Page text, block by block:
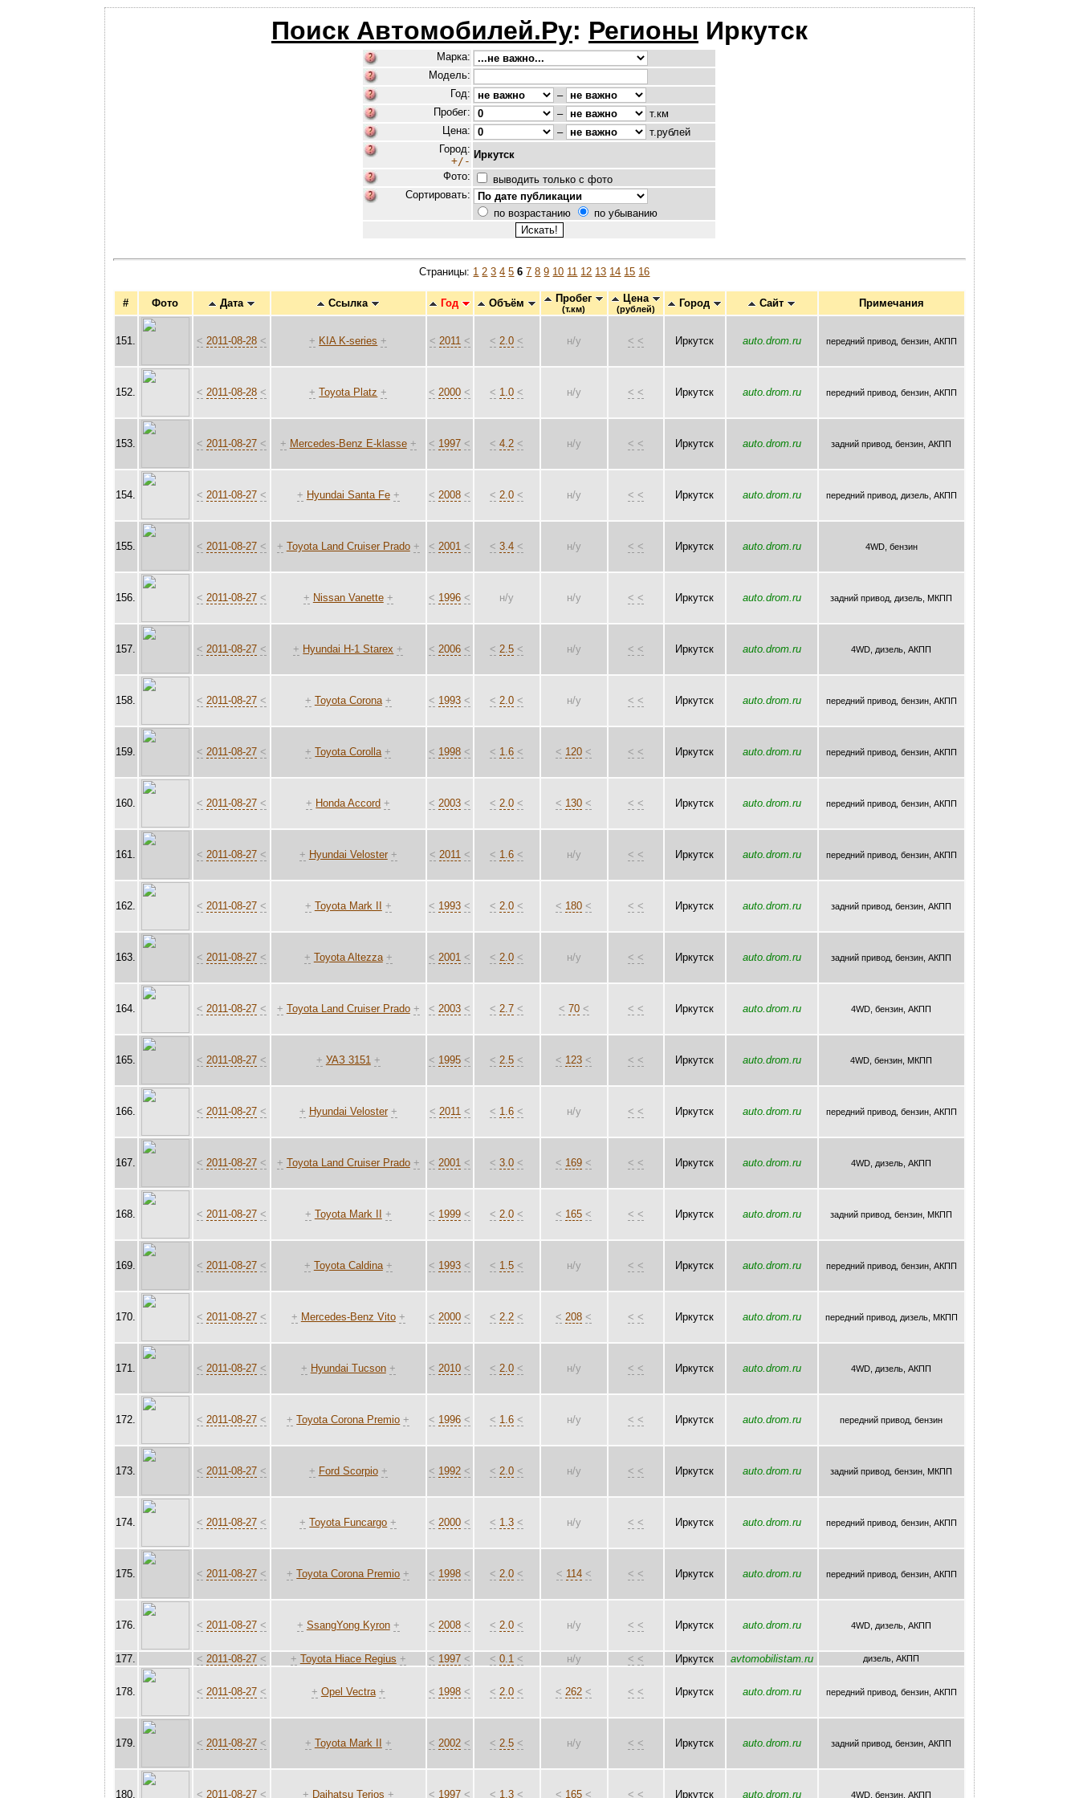
Поиск Автомобилей.Ру: Регионы Иркутск
Марка:
Модель:
Год:
–
Пробег:
–
т.км
Цена:
–
т.рублей
Город:
+/-
Иркутск
Фото:
выводить только с фото
Сортировать:
по возрастанию
по убыванию
Страницы: 1 2 3 4 5 6 7 8 9 10 11 12 13 14 15 16
# Фото Дата Ссылка Год Объём Пробег
(т.км)
Цена
(рублей) Город Сайт Примечания
151. < 2011-08-28 < + KIA K-series + < 2011 < < 2.0 < н/у < < Иркутск auto.drom.ru передний привод, бензин, AКПП
152. < 2011-08-28 < + Toyota Platz + < 2000 < < 1.0 < н/у < < Иркутск auto.drom.ru передний привод, бензин, AКПП
153. < 2011-08-27 < + Mercedes-Benz E-klasse + < 1997 < < 4.2 < н/у < < Иркутск auto.drom.ru задний привод, бензин, AКПП
154. < 2011-08-27 < + Hyundai Santa Fe + < 2008 < < 2.0 < н/у < < Иркутск auto.drom.ru передний привод, дизель, AКПП
155. < 2011-08-27 < + Toyota Land Cruiser Prado + < 2001 < < 3.4 < н/у < < Иркутск auto.drom.ru 4WD, бензин
156. < 2011-08-27 < + Nissan Vanette + < 1996 < н/у н/у < < Иркутск auto.drom.ru задний привод, дизель, МКПП
157. < 2011-08-27 < + Hyundai H-1 Starex + < 2006 < < 2.5 < н/у < < Иркутск auto.drom.ru 4WD, дизель, AКПП
158. < 2011-08-27 < + Toyota Corona + < 1993 < < 2.0 < н/у < < Иркутск auto.drom.ru передний привод, бензин, AКПП
159. < 2011-08-27 < + Toyota Corolla + < 1998 < < 1.6 < < 120 < < < Иркутск auto.drom.ru передний привод, бензин, AКПП
160. < 2011-08-27 < + Honda Accord + < 2003 < < 2.0 < < 130 < < < Иркутск auto.drom.ru передний привод, бензин, AКПП
161. < 2011-08-27 < + Hyundai Veloster + < 2011 < < 1.6 < н/у < < Иркутск auto.drom.ru передний привод, бензин, AКПП
162. < 2011-08-27 < + Toyota Mark II + < 1993 < < 2.0 < < 180 < < < Иркутск auto.drom.ru задний привод, бензин, AКПП
163. < 2011-08-27 < + Toyota Altezza + < 2001 < < 2.0 < н/у < < Иркутск auto.drom.ru задний привод, бензин, AКПП
164. < 2011-08-27 < + Toyota Land Cruiser Prado + < 2003 < < 2.7 < < 70 < < < Иркутск auto.drom.ru 4WD, бензин, AКПП
165. < 2011-08-27 < + УАЗ 3151 + < 1995 < < 2.5 < < 123 < < < Иркутск auto.drom.ru 4WD, бензин, МКПП
166. < 2011-08-27 < + Hyundai Veloster + < 2011 < < 1.6 < н/у < < Иркутск auto.drom.ru передний привод, бензин, AКПП
167. < 2011-08-27 < + Toyota Land Cruiser Prado + < 2001 < < 3.0 < < 169 < < < Иркутск auto.drom.ru 4WD, дизель, AКПП
168. < 2011-08-27 < + Toyota Mark II + < 1999 < < 2.0 < < 165 < < < Иркутск auto.drom.ru задний привод, бензин, МКПП
169. < 2011-08-27 < + Toyota Caldina + < 1993 < < 1.5 < н/у < < Иркутск auto.drom.ru передний привод, бензин, AКПП
170. < 2011-08-27 < + Mercedes-Benz Vito + < 2000 < < 2.2 < < 208 < < < Иркутск auto.drom.ru передний привод, дизель, МКПП
171. < 2011-08-27 < + Hyundai Tucson + < 2010 < < 2.0 < н/у < < Иркутск auto.drom.ru 4WD, дизель, AКПП
172. < 2011-08-27 < + Toyota Corona Premio + < 1996 < < 1.6 < н/у < < Иркутск auto.drom.ru передний привод, бензин
173. < 2011-08-27 < + Ford Scorpio + < 1992 < < 2.0 < н/у < < Иркутск auto.drom.ru задний привод, бензин, МКПП
174. < 2011-08-27 < + Toyota Funcargo + < 2000 < < 1.3 < н/у < < Иркутск auto.drom.ru передний привод, бензин, AКПП
175. < 2011-08-27 < + Toyota Corona Premio + < 1998 < < 2.0 < < 114 < < < Иркутск auto.drom.ru передний привод, бензин, AКПП
176. < 2011-08-27 < + SsangYong Kyron + < 2008 < < 2.0 < н/у < < Иркутск auto.drom.ru 4WD, дизель, AКПП
177. < 2011-08-27 < + Toyota Hiace Regius + < 1997 < < 0.1 < н/у < < Иркутск avtomobilistam.ru дизель, AКПП
178. < 2011-08-27 < + Opel Vectra + < 1998 < < 2.0 < < 262 < < < Иркутск auto.drom.ru передний привод, бензин, AКПП
179. < 2011-08-27 < + Toyota Mark II + < 2002 < < 2.5 < н/у < < Иркутск auto.drom.ru задний привод, бензин, AКПП
180. < 2011-08-27 < + Daihatsu Terios + < 1997 < < 1.3 < < 165 < < < Иркутск auto.drom.ru 4WD, бензин, AКПП